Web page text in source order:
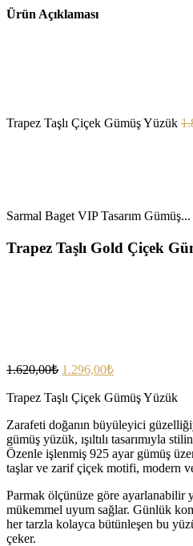
Ürün Açıklaması
Trapez Taşlı Çiçek Gümüş Yüzük
Sarmal Baget VIP Tasarım Gümüş...
Trapez Taşlı Gold Çiçek
1.620,00₺ 1.296,00₺
Trapez Taşlı Çiçek Gümüş Yüzük
Zarafeti doğanın büyüleyici
gümüş yüzük, ışıltılı tasarımıyla
Özenle işlenmiş 925 ayar gümüş
taşlar ve zarif çiçek motifi, modern
Parmak ölçünüze göre ayarlanabilir
mükemmel uyum sağlar. Günlük
her tarzla kolayca bütünleşen bu
çeker.